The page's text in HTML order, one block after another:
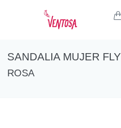
SANDALIA MUJER
ROSA